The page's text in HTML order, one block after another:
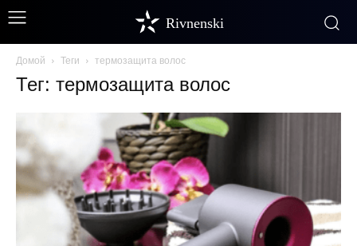
Rivnenski
Домой Теги термозащита волос
Тег: термозащита волос